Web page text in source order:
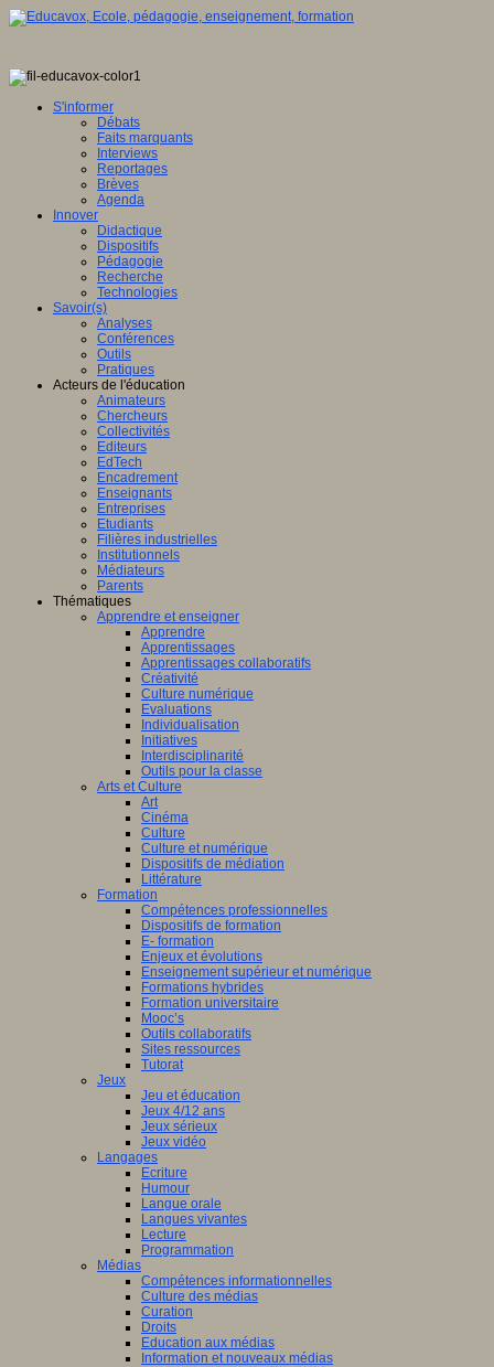
S'informer
Débats
Faits marquants
Interviews
Reportages
Brèves
Agenda
Innover
Didactique
Dispositifs
Pédagogie
Recherche
Technologies
Savoir(s)
Analyses
Conférences
Outils
Pratiques
Acteurs de l'éducation
Animateurs
Chercheurs
Collectivités
Editeurs
EdTech
Encadrement
Enseignants
Entreprises
Etudiants
Filières industrielles
Institutionnels
Médiateurs
Parents
Thématiques
Apprendre et enseigner
Apprendre
Apprentissages
Apprentissages collaboratifs
Créativité
Culture numérique
Evaluations
Individualisation
Initiatives
Interdisciplinarité
Outils pour la classe
Arts et Culture
Art
Cinéma
Culture
Culture et numérique
Dispositifs de médiation
Littérature
Formation
Compétences professionnelles
Dispositifs de formation
E- formation
Enjeux et évolutions
Enseignement supérieur et numérique
Formations hybrides
Formation universitaire
Mooc’s
Outils collaboratifs
Sites ressources
Tutorat
Jeux
Jeu et éducation
Jeux 4/12 ans
Jeux sérieux
Jeux vidéo
Langages
Ecriture
Humour
Langue orale
Langues vivantes
Lecture
Programmation
Médias
Compétences informationnelles
Culture des médias
Curation
Droits
Education aux médias
Information et nouveaux médias